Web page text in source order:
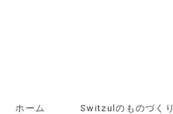
ホーム Switzulのものづくり